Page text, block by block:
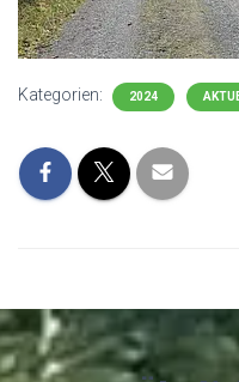
Kategorien: 2024